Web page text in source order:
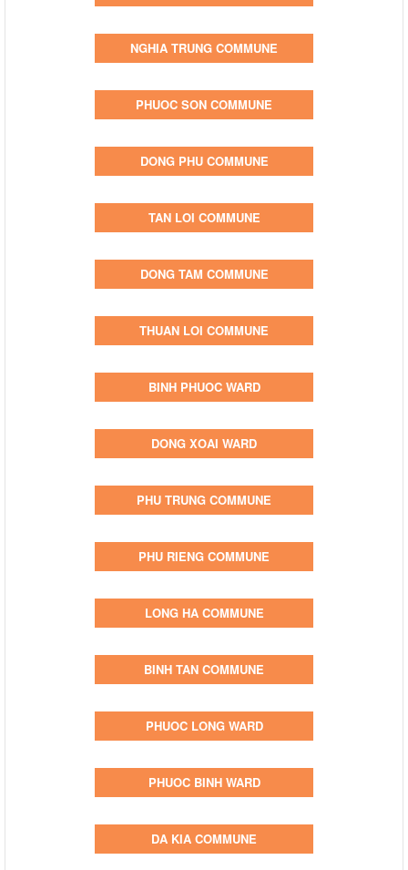
NGHIA TRUNG COMMUNE
PHUOC SON COMMUNE
DONG PHU COMMUNE
TAN LOI COMMUNE
DONG TAM COMMUNE
THUAN LOI COMMUNE
BINH PHUOC WARD
DONG XOAI WARD
PHU TRUNG COMMUNE
PHU RIENG COMMUNE
LONG HA COMMUNE
BINH TAN COMMUNE
PHUOC LONG WARD
PHUOC BINH WARD
DA KIA COMMUNE